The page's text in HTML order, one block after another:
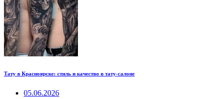
Тату в Красноярске: стиль и качество в тату-салоне
05.06.2026